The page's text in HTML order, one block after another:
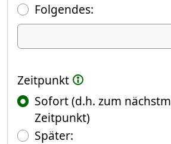
Folgendes:
Ich kündige Folgendes
Zeitpunkt
Sofort (d.h. zum
Zeitpunkt)
Später:(Fokus springt